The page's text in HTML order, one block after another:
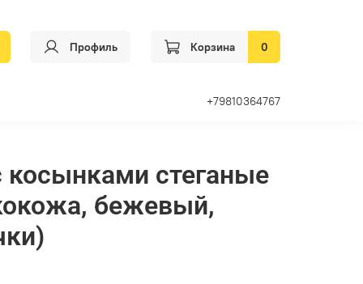
Профиль Корзина 0
+79810364767
стеганые
бежевый,